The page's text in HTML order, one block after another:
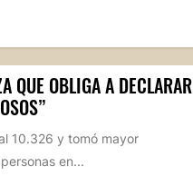
QUE OBLIGA A DECLARAR
10.326 y tomó mayor
en...